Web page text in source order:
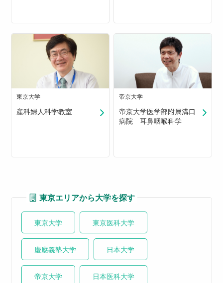
東京大学
産科婦人科学教室
帝京大学
帝京大学医学部附属溝口
病院 耳鼻咽喉科学
東京エリアから大学を探す
東京大学 東京医科大学
慶應義塾大学 日本大学
帝京大学 日本医科大学